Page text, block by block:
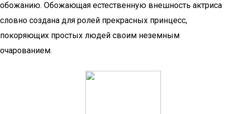
обожанию. Обожающая естественную внешность актриса
словно создана для ролей прекрасных принцесс,
покоряющих простых людей своим неземным
очарованием.